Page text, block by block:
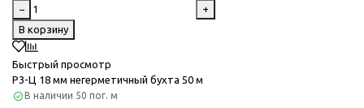
−
+
В корзину
Быстрый просмотр
Р3-Ц 18 мм негерметичный бухта 50 м
В наличии 50 пог. м